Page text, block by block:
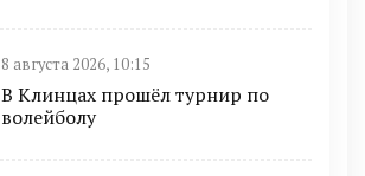
8 августа 2026, 10:15
В Клинцах прошёл турнир по
волейболу